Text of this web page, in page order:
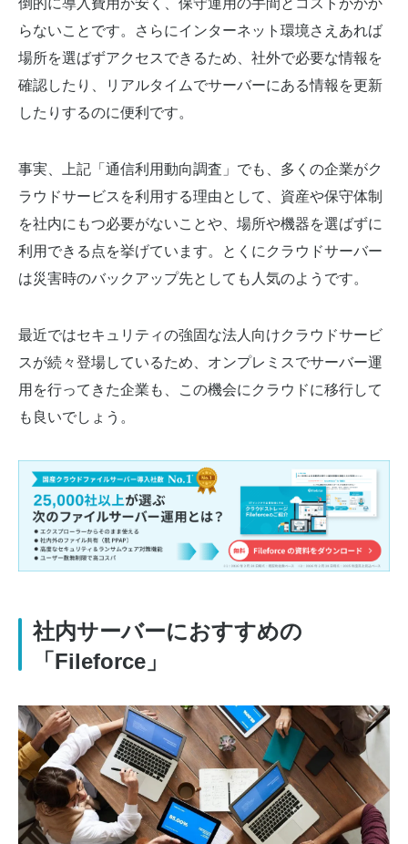
倒的に導入費用が安く、保守運用の手間とコストがかか
らないことです。さらにインターネット環境さえあれば
場所を選ばずアクセスできるため、社外で必要な情報を
確認したり、リアルタイムでサーバーにある情報を更新
したりするのに便利です。
事実、上記「通信利用動向調査」でも、多くの企業がク
ラウドサービスを利用する理由として、資産や保守体制
を社内にもつ必要がないことや、場所や機器を選ばずに
利用できる点を挙げています。とくにクラウドサーバー
は災害時のバックアップ先としても人気のようです。
最近ではセキュリティの強固な法人向けクラウドサービ
スが続々登場しているため、オンプレミスでサーバー運
用を行ってきた企業も、この機会にクラウドに移行して
も良いでしょう。
社内サーバーにおすすめの
「Fileforce」